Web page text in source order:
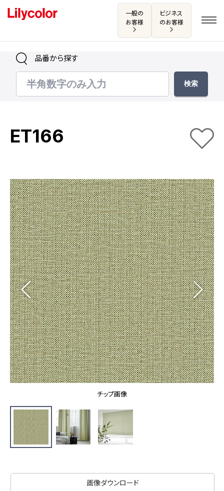
一般の
お客様
ビジネス
のお客様
ログイン・新規会員登録
お気に入り
商品を探す
商品を探す トップ
壁紙
カーテン
床材
ブランド・コレクション
Lilycolor Coordinate 着せ替えシミュレーション
カタログ一覧
カタログ一覧 トップ
壁紙
カーテン
床材
サステナブル商品
ノンワックス床タイル
壁紙機能性ガイド
施工事例
施工事例 トップ
医療・福祉施設
ホテル・オフィス・店舗
モデルハウス
新築戸建・マンション
#リリカラのある暮らし
リリカラノート
ショールーム
ショールーム トップ
東京ショールーム
大阪ショールーム
広島ショールーム
仙台ショールーム
札幌ショールーム
お客様サポート
お客様サポート トップ
画像ダウンロード
お手入れ便利帳
お役立ち資料
サンプル・カタログ請求／お問い合わせ（ビジネスのお客様）
非住宅案件に関するお問い合わせ
品番から探す
ET166
チップ画像
画像ダウンロード